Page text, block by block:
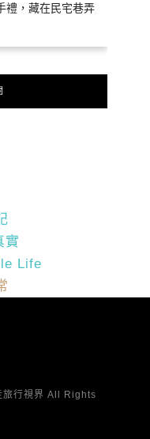
禮，藏在民宅巷弄
實
Life
行視界 All Rights